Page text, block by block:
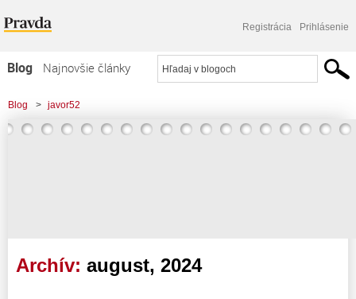
Registrácia Prihlásenie
Blog
Najnovšie články
Najčítanejšie články
Najkomentovanejšie články
Blog > javor52
Archív: august, 2024